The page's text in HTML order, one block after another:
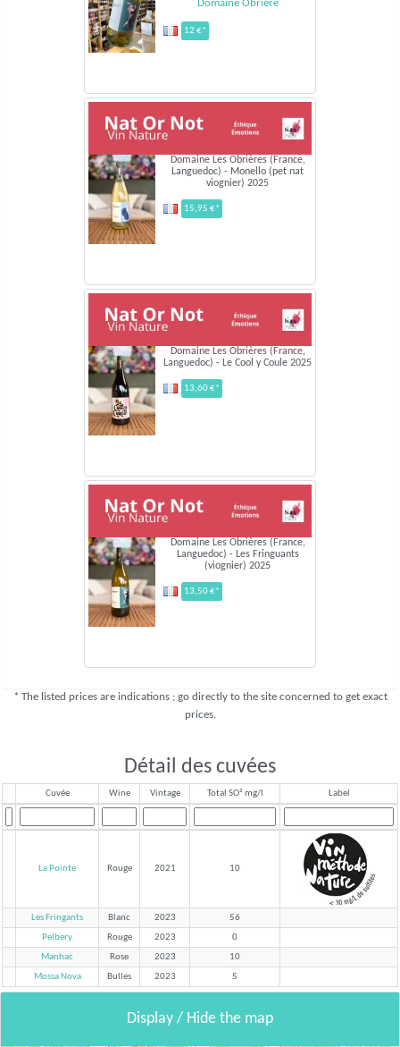
Domaine Obrière
12 €*
Domaine Les Obrières (France,
Languedoc) - Monello (pet nat
viognier) 2025
15,95 €*
Domaine Les Obrières (France,
Languedoc) - Le Cool y Coule 2025
13,60 €*
Domaine Les Obrières (France,
Languedoc) - Les Fringuants
(viognier) 2025
13,50 €*
* The listed prices are indications ; go directly to the site concerned to get exact
prices.
Détail des cuvées
Cuvée Wine Vintage Total SO² mg/l Label
La Pointe Rouge 2021 10
Les Fringants Blanc 2023
56
Pelbery
Rouge 2023
0
Manhac
Rose 2023
10
Mossa Nova
Bulles 2023 5
Display / Hide the map